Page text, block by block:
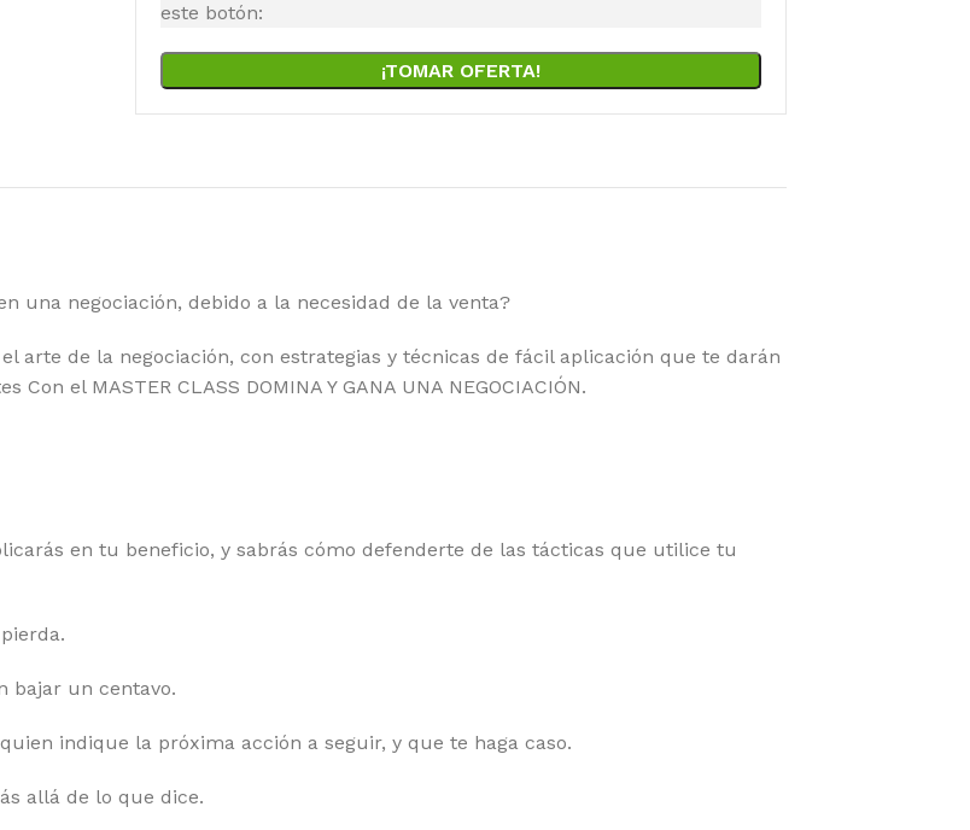
este botón:
¡TOMAR OFERTA!
una negociación, debido a la necesidad de la venta?
arte de la negociación, con estrategias y técnicas de fácil aplicación que te darán
el MASTER CLASS DOMINA Y GANA UNA NEGOCIACIÓN.
en tu beneficio, y sabrás cómo defenderte de las tácticas que utilice tu
bajar un centavo.
indique la próxima acción a seguir, y que te haga caso.
allá de lo que dice.